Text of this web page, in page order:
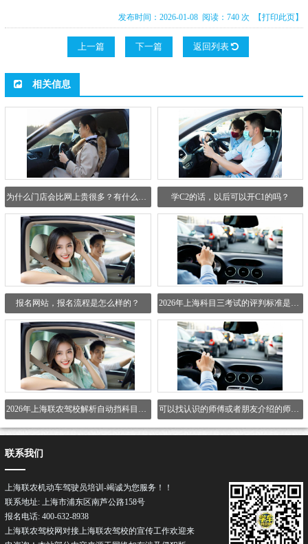
发布时间：2026-01-08 阅读：740 次 【打印此页】
上一篇 下一篇 返回列表
相关信息
学C2的话，以后可以开C1的吗？
报名网站，报名流程是怎么样的？ 2026年上海科目三考试的评判标准是什么？
2026年上海联农驾校解析自动挡科目二考试取消了哪些项... 可以找认识的师傅或者朋友介绍的师傅吗？
联系我们
上海联农机动车驾驶员培训-竭诚为您服务！！
联系地址: 上海市浦东区南芦公路158号
报名电话: 400-632-8938
上海联农驾校网对接上海联农驾校的宣传工作欢迎来